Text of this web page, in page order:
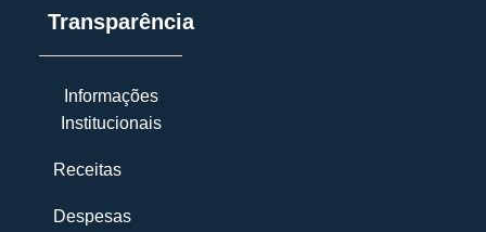
Transparência
Informações
Institucionais
Receitas
Despesas